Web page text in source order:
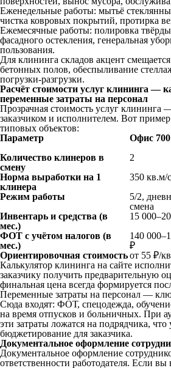
Еженедельные работы: мытьё
чистка ковровых покрытий, протирка
Ежемесячные работы: полировка
фасадного остекления, генеральная
пользования.
Для клининга складов акцент
бетонных полов, обеспыливание
погрузки-разгрузки.
Расчёт стоимости услуг клининга —
переменные затраты на персонал
Прозрачная стоимость услуг клининга
заказчиком и исполнителем. Вот пример
типовых объектов:
Параметр
Офис
Количество клинеров в
смену
2
Норма выработки на 1
клинера
350 кв.м/
Режим работы
5/2,
смена
Инвентарь и средства (в
мес.)
15
ФОТ с учётом налогов (в
мес.)
140
₽
Ориентировочная стоимостьот 55 ₽/
Калькулятор клининга на сайте
заказчику получить предварительную
финальная цена всегда формируется
Переменные затраты на персонал —
Сюда входят: ФОТ, спецодежда,
на время отпусков и больничных. При
эти затраты ложатся на подрядчика, что
бюджетирование для заказчика.
Документальное оформление
Документальное оформление
ответственности работодателя. Если